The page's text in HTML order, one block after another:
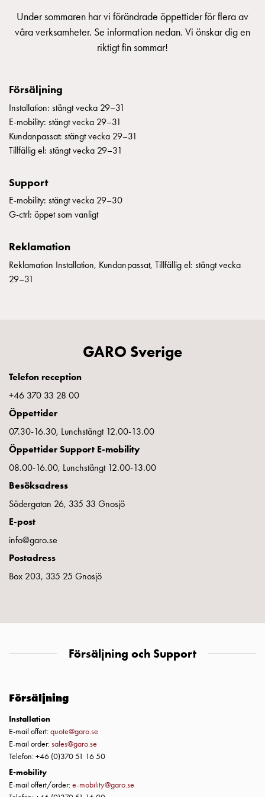
Insatser
Insatser
Camping
Insatser
Gctrl
Camping
Gctrl
Tillbehör
PN100
Entity
Heat
utan
mätning
Kompaktuttag
Tid
och
temperaturstyrda
uttag
Koster
två
uttag
Koster
uttag
uttag
belysning
eldistribution
Kabelskåp
med
skensystem
Tillbehör
och
Under sommaren har vi förändrade öppettider för flera av
våra verksamheter. Se information nedan. Vi önskar dig en
riktigt fin sommar!
Försäljning
Installation: stängt vecka 29–31
E-mobility: stängt vecka 29–31
Kundanpassat: stängt vecka 29–31
Tillfällig el: stängt vecka 29–31
Support
E-mobility: stängt vecka 29–30
G-ctrl: öppet som vanligt
Reklamation
Reklamation Installation, Kundanpassat, Tillfällig el: stängt vecka
29–31
GARO Sverige
Telefon reception
+46 370 33 28 00
Öppettider
07.30-16.30, Lunchstängt 12.00-13.00
Öppettider Support E-mobility
08.00-16.00, Lunchstängt 12.00-13.00
Besöksadress
Södergatan 26, 335 33 Gnosjö
E-post
info@garo.se
Postadress
Box 203, 335 25 Gnosjö
Försäljning och Support
Försäljning
Installation
E-mail offert:quote@garo.se
E-mail order:sales@garo.se
Telefon: +46 (0)370 51 16 50
E-mobility
E-mail offert/order:e-mobility@garo.se